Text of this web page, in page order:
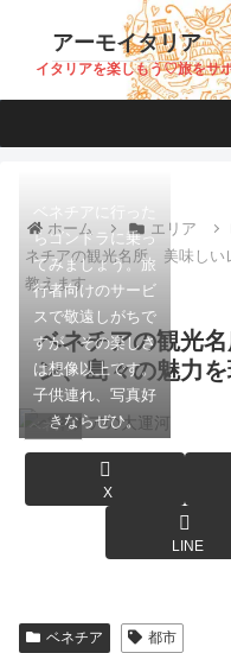
アーモイタリア
イタリアを楽しもう♡旅をサ
ホーム エリア
ネチアの観光名所、美味し
教えます
ベネチアの観光
ン、島々の魅力
ベネチア
ベネチアに行った
らゴンドラに乗っ
てみましょう。旅
行者向けのサービ
スで敬遠しがちで
すが、その楽しさ
は想像以上です。
子供連れ、写真好
きならぜひ。
X
LINE
ベネチア 都市